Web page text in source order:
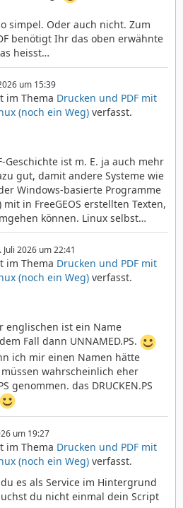
simpel. Oder auch nicht. Zum
benötigt Ihr das oben erwähnte
heisst…
um 15:39
im Thema Drucken und PDF mit
(noch ein Weg) verfasst.
Geschichte ist m. E. ja auch mehr
gut, damit andere Systeme wie
Windows-basierte Programme
mit in FreeGEOS erstellten Texten,
können. Linux selbst…
Juli 2026 um 22:41
im Thema Drucken und PDF mit
(noch ein Weg) verfasst.
englischen ist ein Name
Fall dann UNNAMED.PS.
ich mir einen Namen hätte
wahrscheinlich eher
genommen. das DRUCKEN.PS
um 19:27
im Thema Drucken und PDF mit
(noch ein Weg) verfasst.
es als Service im Hintergrund
du nicht einmal dein Script